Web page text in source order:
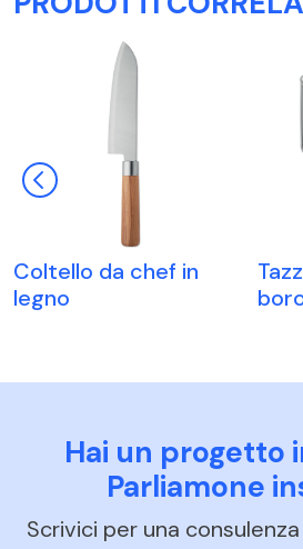
Coltello da chef in
legno
Hai un progetto
Parliamone
Scrivici per una